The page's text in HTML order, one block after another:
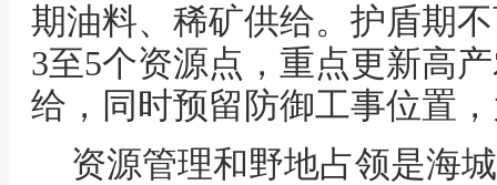
期油料、稀矿供给。护盾期
3至5个资源点，重点更新高
给，同时预留防御工事位置
资源管理和野地占领是海